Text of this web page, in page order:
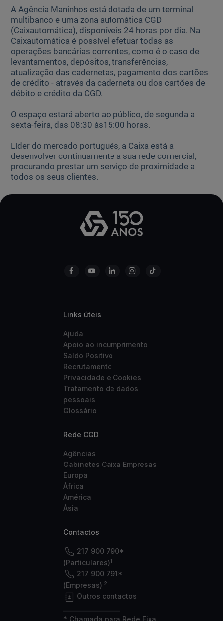
Aderir ao Caixadirecta Particulares
Aderir ao Caixadirecta Empresas
Links úteis:
Faça download da App Caixadirecta
Recomendações de Segurança
Registo fornecedor confirming
A Agência Maninhos está dotada de um terminal
multibanco e uma zona automática CGD
(Caixautomática), disponíveis 24 horas por dia. Na
Caixautomática é possível efetuar todas as
operações bancárias correntes, como é o caso de
levantamentos, depósitos, transferências,
atualização das cadernetas, pagamento dos cartões
de crédito - através da caderneta ou dos cartões de
débito e crédito da CGD.
O espaço estará aberto ao público, de segunda a
sexta-feira, das 08:30 às15:00 horas.
Líder do mercado português, a Caixa está a
desenvolver continuamente a sua rede comercial,
procurando prestar um serviço de proximidade a
todos os seus clientes.
Links úteis
Ajuda
Apoio ao incumprimento
Saldo Positivo
Recrutamento
Privacidade e Cookies
Tratamento de dados
pessoais
Glossário
Rede CGD
Agências
Gabinetes Caixa Empresas
Europa
África
América
Ásia
Contactos
217 900 790*
(Particulares)1
217 900 791*
(Empresas) 2
Outros contactos
* Chamada para Rede Fixa